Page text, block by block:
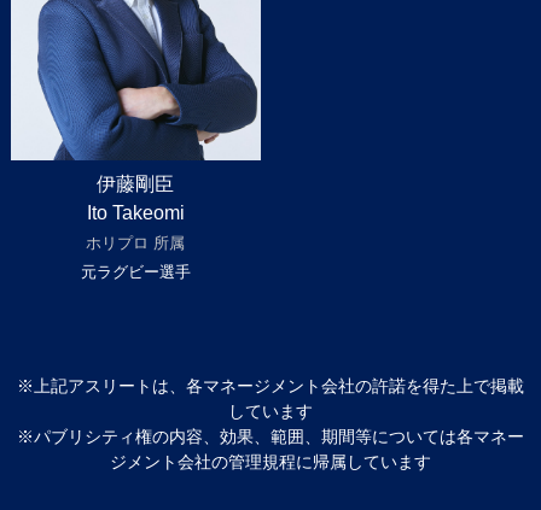
伊藤剛臣
Ito Takeomi
ホリプロ 所属
元ラグビー選手
※上記アスリートは、各マネージメント会社の許諾を得た上で掲載
しています
※パブリシティ権の内容、効果、範囲、期間等については各マネー
ジメント会社の管理規程に帰属しています